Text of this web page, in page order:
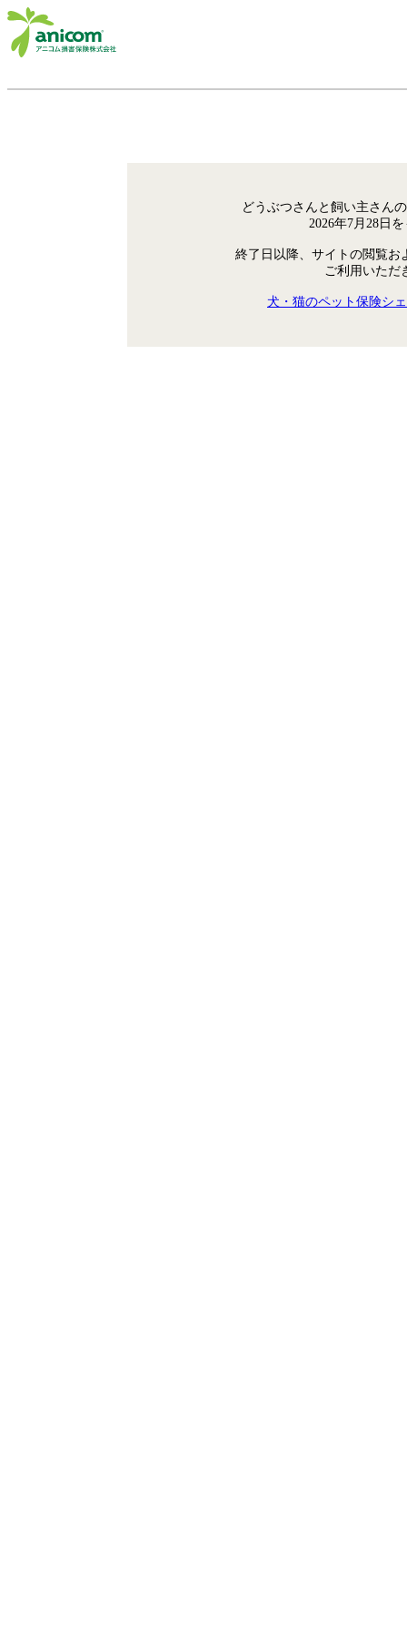
どうぶつさんと飼い主さん
2026年7月28日
終了日以降、サイトの閲覧お
ご利用いただ
犬・猫のペット保険シ